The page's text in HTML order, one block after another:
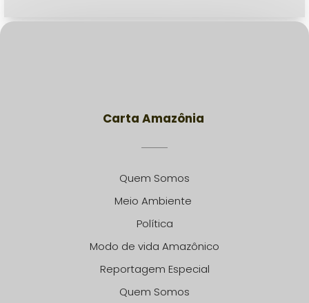
Carta Amazônia
Quem Somos
Meio Ambiente
Política
Modo de vida Amazônico
Reportagem Especial
Quem Somos